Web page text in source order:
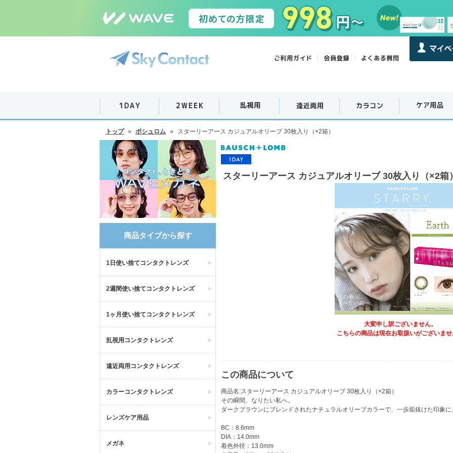
トップ » ボシュロム » スターリーアース カジュアルオリーブ 30枚入り（×2箱）
商品タイプから探す
1日使い捨てコンタクトレンズ
2週間使い捨てコンタクトレンズ
1ヶ月使い捨てコンタクトレンズ
乱視用コンタクトレンズ
遠近両用コンタクトレンズ
カラーコンタクトレンズ
レンズケア用品
メガネ
スターリーアース カジュアルオリーブ 30枚入り（×2箱
大変申し訳ございません。
こちらの商品は現在お取扱いがございま
この商品について
商品名:スターリーアース カジュアルオリーブ 30枚入り（×2箱）
その瞬間、なりたい私へ。
ダークブラウンにブレンドされたナチュラルオリーブカラーで、一歩垢抜けた印象に
BC：8.6mm
DIA：14.0mm
着色外径：13.0mm